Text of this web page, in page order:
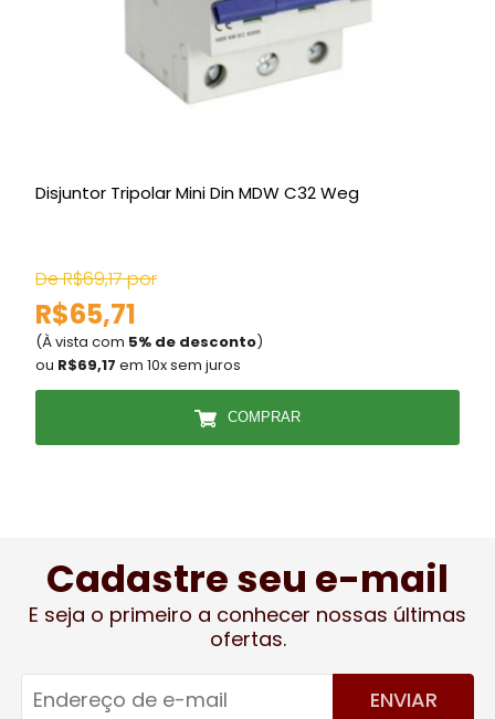
Disjuntor Tripolar Mini Din MDW C32 Weg
De R$69,17 por
R$65,71
(À vista com 5% de desconto)
ou R$69,17 em 10x sem juros
COMPRAR
Cadastre seu e-mail
E seja o primeiro a conhecer nossas últimas
ofertas.
ENVIAR